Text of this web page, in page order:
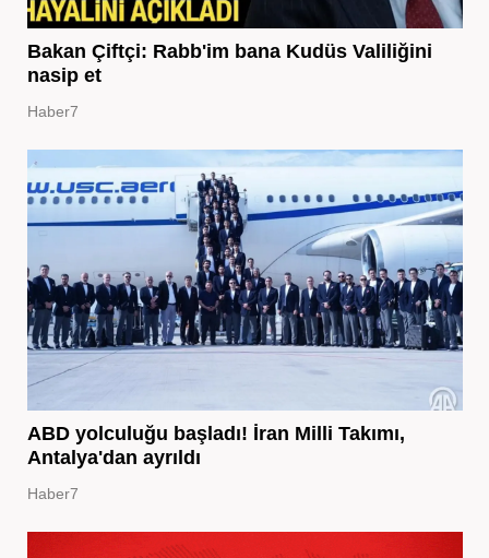
Bakan Çiftçi: Rabb'im bana Kudüs Valiliğini
nasip et
Haber7
ABD yolculuğu başladı! İran Milli Takımı,
Antalya'dan ayrıldı
Haber7